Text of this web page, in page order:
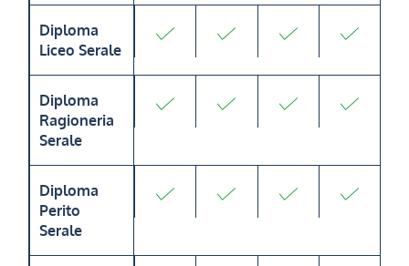
Diploma
Liceo Serale
Diploma
Ragioneria
Serale
Diploma
Perito
Serale